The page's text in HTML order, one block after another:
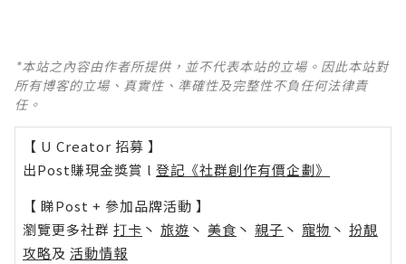
*本站之內容由作者所提供，並不代表本站的立場。因此本站對
所有博客的立場、真實性、準確性及完整性不負任何法律責
任。
【 U Creator 招募 】
出Post賺現金獎賞 l 登記《社群創作有價企劃》
【 睇Post + 參加品牌活動 】
瀏覽更多社群 打卡 丶 旅遊 丶 美食 丶 親子 丶 寵物 丶 扮靚
攻略及 活動情報